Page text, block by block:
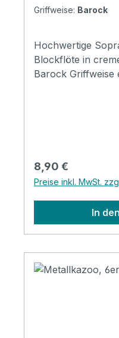
Griffweise: Barock
Hochwertige
Blockflöte in
Barock Griffweise
Reißverschluss Reinigungsstab und
Grifftabelle beiliegend cremeweiss
China
Regulärer Preis:
8,90 €
Preise inkl. MwSt.
In